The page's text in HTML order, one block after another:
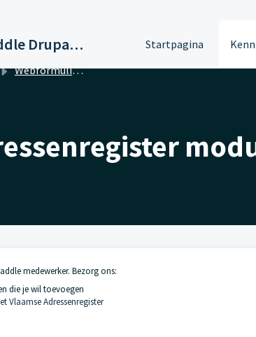
Support Paddle Drupal 11 Startpagina
Webformulier - Koppeling met Vlaams Adressenregister
medewerker. Bezorg ons:
die je wil toevoegen
Vlaamse Adressenregister